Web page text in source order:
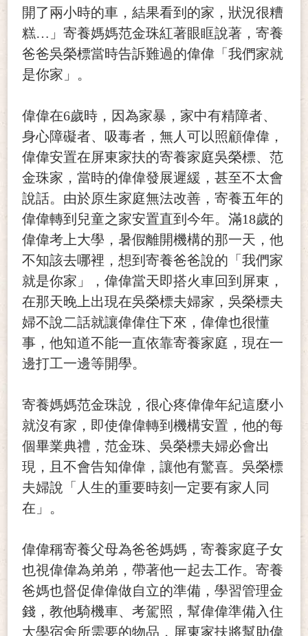
開了兩小時的車，結果看到的家，狀況很糟
糕…」寄養媽媽范金珠紅著眼眶說著，寄養
爸爸吳榮標當時告訴難過的偉偉「我們家就
是你家」。
偉偉在6歲時，因為家暴，家中有精障者、
身心障礙者、吸毒者，無人可以照顧偉偉，
偉偉安置在屏東家扶的寄養家庭吳榮標、范
金珠家，當時的偉偉發展遲緩，甚至不太會
說話。由於原生家庭無法改善，寄養五年的
偉偉轉到兒童之家安置直到今年。滿18歲的
偉偉考上大學，暑假離開機構的那一天，他
不知該去哪裡，想到寄養爸爸說的「我們家
就是你家」，偉偉當天即搭火車回到屏東，
在那天晚上出現在吳榮標夫婦家，吳榮標夫
婦不說二話就讓偉偉住下來，偉偉也很懂
事，他知道不能一直依靠寄養家庭，現在一
邊打工一邊等開學。
寄養媽媽范金珠說，很心疼偉偉年紀這麼小
就沒有家，即使偉偉轉到機構安置，他的每
個畢業典禮，范金珠、吳榮標夫婦必會出
現，且不會告知偉偉，讓他有驚喜。吳榮標
夫婦說「人生的重要時刻一定要有家人同
在」。
偉偉稱寄養父母為爸爸媽媽，寄養家庭子女
也視偉偉為弟弟，帶著他一起去工作。寄養
爸媽也督促偉偉做自立的準備，學習管理金
錢，教他騎機車、考駕照，幫偉偉準備入住
大學宿舍所需要的物品，屏東家扶將幫助偉